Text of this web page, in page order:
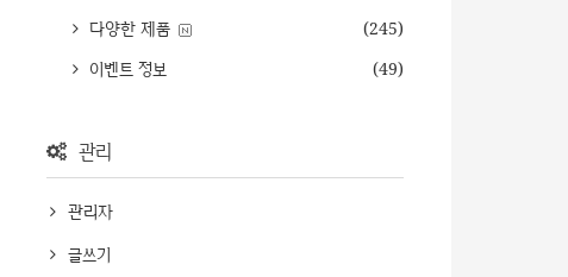
다양한 제품
(245)
이벤트 정보
(49)
관리
관리자
글쓰기